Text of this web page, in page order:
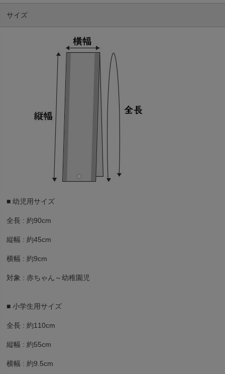
サイズ
■ 幼児用サイズ
全長 : 約90cm
縦幅 : 約45cm
横幅 : 約9cm
対象 : 赤ちゃん～幼稚園児
■ 小学生用サイズ
全長 : 約110cm
縦幅 : 約55cm
横幅 : 約9.5cm